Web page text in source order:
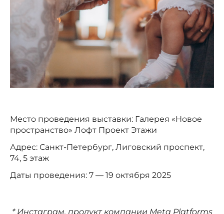
Место проведения выставки: Галерея «Новое
пространство» Лофт Проект Этажи
Адрес: Санкт-Петербург, Лиговский проспект,
74, 5 этаж
Даты проведения: 7 — 19 октября 2025
* Инстаграм, продукт компании Meta Platforms